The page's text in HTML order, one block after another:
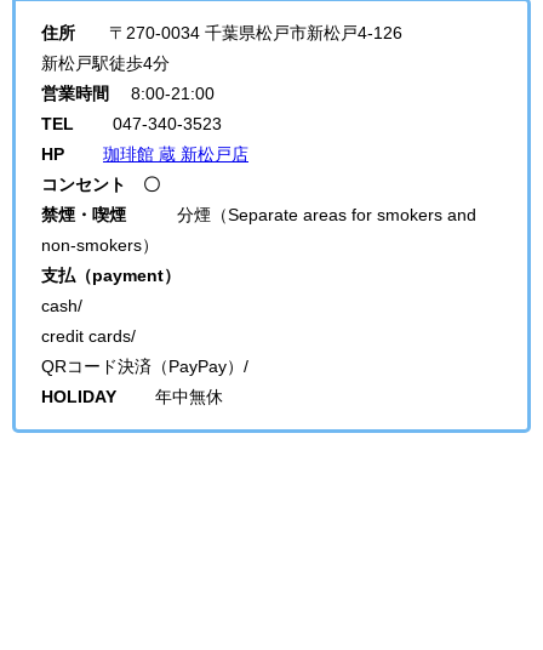
住所 〒270-0034 千葉県松戸市新松戸4-126
新松戸駅徒歩4分
営業時間
8:00-21:00
TEL
047-340-3523
HP
珈琲館 蔵 新松戸店
コンセント 〇
禁煙・喫煙 分煙（Separate areas for smokers and
non-smokers）
支払（payment）
cash/
credit cards/
QRコード決済（PayPay）/
HOLIDAY 年中無休